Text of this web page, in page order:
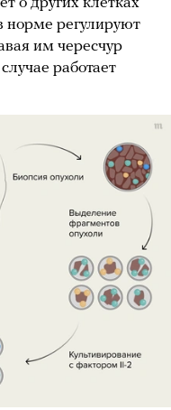
норме регулируют
им чересчур
работает